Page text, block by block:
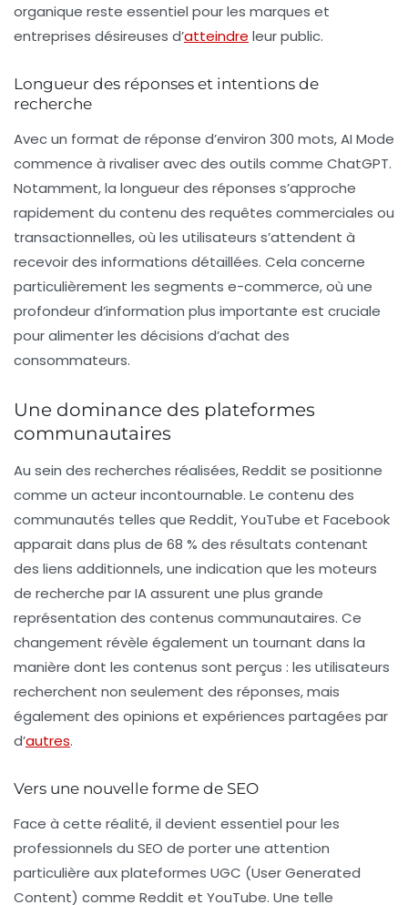
organique reste essentiel pour les marques et
entreprises désireuses d’atteindre leur public.
Longueur des réponses et intentions de
recherche
Avec un format de réponse d’environ 300 mots,AI Mode
commence à rivaliser avec des outils comme ChatGPT.
Notamment, la longueur des réponses s’approche
rapidement du contenu des requêtes commerciales ou
transactionnelles, où les utilisateurs s’attendent à
recevoir des informations détaillées. Cela concerne
particulièrement les segments e-commerce, où une
profondeur d’information plus importante est cruciale
pour alimenter les décisions d’achat des
consommateurs.
Une dominance des plateformes
communautaires
Au sein des recherches réalisées,Reddit se positionne
comme un acteur incontournable. Le contenu des
communautés telles que Reddit,YouTube et Facebook
apparait dans plus de 68 % des résultats contenant
des liens additionnels, une indication que les moteurs
de recherche par IA assurent une plus grande
représentation des contenus communautaires. Ce
changement révèle également un tournant dans la
manière dont les contenus sont perçus : les utilisateurs
recherchent non seulement des réponses, mais
également des opinions et expériences partagées par
d’autres.
Vers une nouvelle forme de SEO
Face à cette réalité, il devient essentiel pour les
professionnels du SEO de porter une attention
particulière aux plateformes UGC (User Generated
Content) comme Reddit et YouTube. Une telle